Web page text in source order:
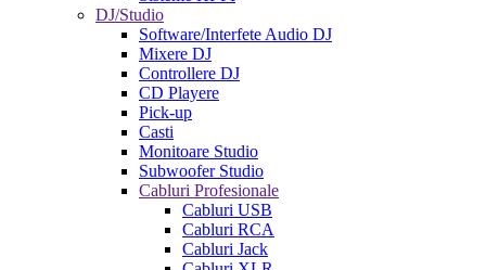
DJ/Studio
Software/Interfete Audio DJ
Mixere DJ
Controllere DJ
CD Playere
Pick-up
Casti
Monitoare Studio
Subwoofer Studio
Cabluri Profesionale
Cabluri USB
Cabluri RCA
Cabluri Jack